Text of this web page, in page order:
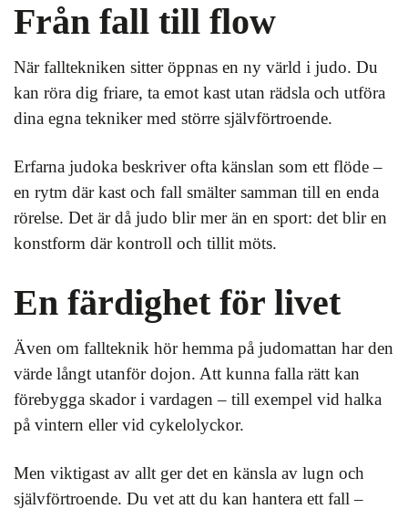
Från fall till flow
När falltekniken sitter öppnas en ny värld i judo. Du
kan röra dig friare, ta emot kast utan rädsla och utföra
dina egna tekniker med större självförtroende.
Erfarna judoka beskriver ofta känslan som ett flöde –
en rytm där kast och fall smälter samman till en enda
rörelse. Det är då judo blir mer än en sport: det blir en
konstform där kontroll och tillit möts.
En färdighet för livet
Även om fallteknik hör hemma på judomattan har den
värde långt utanför dojon. Att kunna falla rätt kan
förebygga skador i vardagen – till exempel vid halka
på vintern eller vid cykelolyckor.
Men viktigast av allt ger det en känsla av lugn och
självförtroende. Du vet att du kan hantera ett fall –